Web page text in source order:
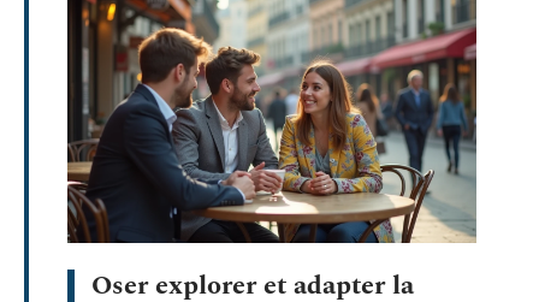
Oser explorer et adapter la